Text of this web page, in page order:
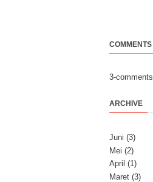
COMMENTS
3-comments
ARCHIVE
Juni (3)
Mei (2)
April (1)
Maret (3)